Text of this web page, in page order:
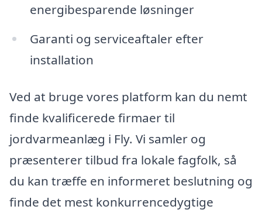
energibesparende løsninger
Garanti og serviceaftaler efter
installation
Ved at bruge vores platform kan du nemt
finde kvalificerede firmaer til
jordvarmeanlæg i Fly. Vi samler og
præsenterer tilbud fra lokale fagfolk, så
du kan træffe en informeret beslutning og
finde det mest konkurrencedygtige